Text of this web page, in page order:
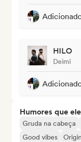
HILO
Deimi
Humores que
Gruda na cabeça
Good vibes